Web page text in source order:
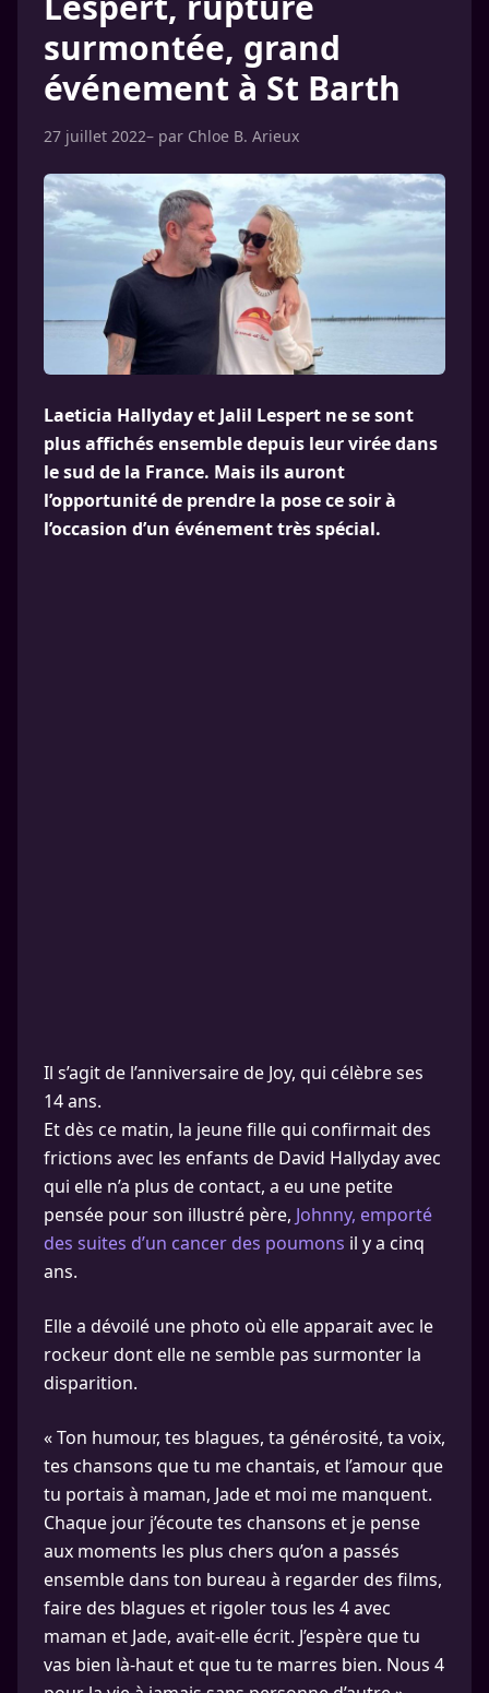
surmontée, grand
événement à St Barth
27 juillet 2022– par Chloe B. Arieux
Laeticia Hallyday et Jalil Lespert ne se sont
plus affichés ensemble depuis leur virée dans
le sud de la France. Mais ils auront
l’opportunité de prendre la pose ce soir à
l’occasion d’un événement très spécial.
Il s’agit de l’anniversaire de Joy, qui célèbre ses
14 ans.
Et dès ce matin, la jeune fille qui confirmait des
frictions avec les enfants de David Hallyday avec
qui elle n’a plus de contact, a eu une petite
pensée pour son illustré père, Johnny, emporté
des suites d’un cancer des poumons il y a cinq
ans.
Elle a dévoilé une photo où elle apparait avec le
rockeur dont elle ne semble pas surmonter la
disparition.
« Ton humour, tes blagues, ta générosité, ta voix,
tes chansons que tu me chantais, et l’amour que
tu portais à maman, Jade et moi me manquent.
Chaque jour j’écoute tes chansons et je pense
aux moments les plus chers qu’on a passés
ensemble dans ton bureau à regarder des films,
faire des blagues et rigoler tous les 4 avec
maman et Jade, avait-elle écrit. J’espère que tu
vas bien là-haut et que tu te marres bien. Nous 4